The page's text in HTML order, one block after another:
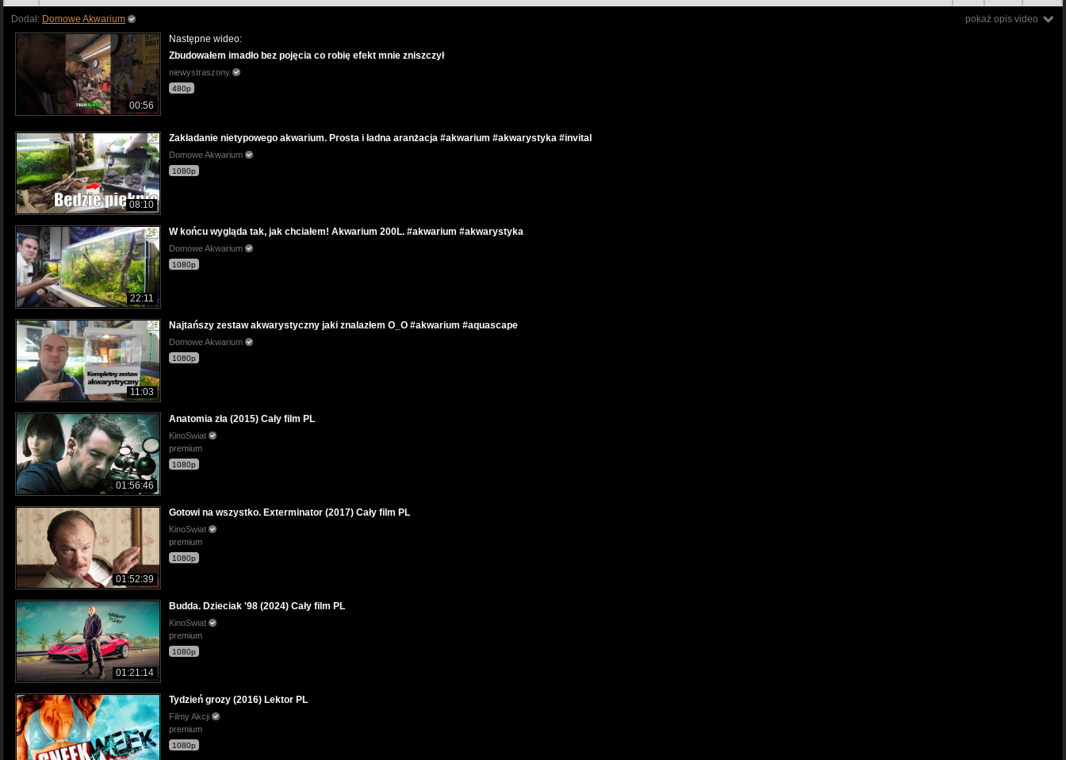
pokaż opis video
Dodał: Domowe Akwarium
00:56
Następne wideo:
Zbudowałem imadło bez pojęcia co robię efekt mnie zniszczył
niewystraszony
480p
08:10
Zakładanie nietypowego akwarium. Prosta i ładna aranżacja #akwarium #akwarystyka #invital
Domowe Akwarium
1080p
22:11
W końcu wygląda tak, jak chciałem! Akwarium 200L. #akwarium #akwarystyka
Domowe Akwarium
1080p
11:03
Najtańszy zestaw akwarystyczny jaki znalazłem O_O #akwarium #aquascape
Domowe Akwarium
1080p
01:56:46
Anatomia zła (2015) Cały film PL
KinoSwiat
premium
1080p
01:52:39
Gotowi na wszystko. Exterminator (2017) Cały film PL
KinoSwiat
premium
1080p
01:21:14
Budda. Dzieciak '98 (2024) Cały film PL
KinoSwiat
premium
1080p
Tydzień grozy (2016) Lektor PL
Filmy Akcji
premium
1080p